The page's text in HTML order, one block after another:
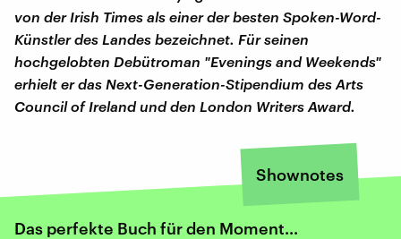
von der Irish Times als einer der besten Spoken-Word-
Künstler des Landes bezeichnet. Für seinen
hochgelobten Debütroman "Evenings and Weekends"
erhielt er das Next-Generation-Stipendium des Arts
Council of Ireland und den London Writers Award.
Shownotes
Das perfekte Buch für den Moment...